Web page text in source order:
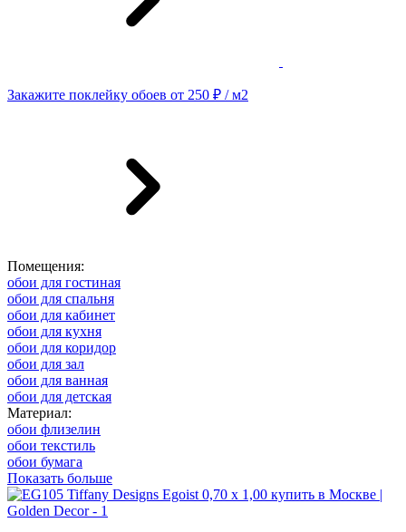
Закажите поклейку обоев от 250 ₽ / м2
Помещения:
обои для гостиная
обои для спальня
обои для кабинет
обои для кухня
обои для коридор
обои для зал
обои для ванная
обои для детская
Материал:
обои флизелин
обои текстиль
обои бумага
Показать больше